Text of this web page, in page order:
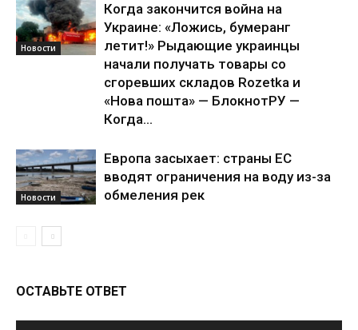
Новости
Когда закончится война на
Украине: «Ложись, бумеранг
летит!» Рыдающие украинцы
начали получать товары со
сгоревших складов Rozetka и
«Нова пошта» — БлокнотРУ —
Когда...
Новости
Европа засыхает: страны ЕС
вводят ограничения на воду из-за
обмеления рек
ОСТАВЬТЕ ОТВЕТ